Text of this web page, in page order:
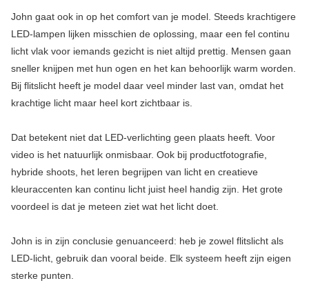
John gaat ook in op het comfort van je model. Steeds krachtigere
LED-lampen lijken misschien de oplossing, maar een fel continu
licht vlak voor iemands gezicht is niet altijd prettig. Mensen gaan
sneller knijpen met hun ogen en het kan behoorlijk warm worden.
Bij flitslicht heeft je model daar veel minder last van, omdat het
krachtige licht maar heel kort zichtbaar is.
Dat betekent niet dat LED-verlichting geen plaats heeft. Voor
video is het natuurlijk onmisbaar. Ook bij productfotografie,
hybride shoots, het leren begrijpen van licht en creatieve
kleuraccenten kan continu licht juist heel handig zijn. Het grote
voordeel is dat je meteen ziet wat het licht doet.
John is in zijn conclusie genuanceerd: heb je zowel flitslicht als
LED-licht, gebruik dan vooral beide. Elk systeem heeft zijn eigen
sterke punten.